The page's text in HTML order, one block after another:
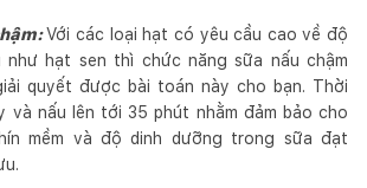
Với các loại hạt có yêu cầu cao về độ
như hạt sen thì chức năng sữa nấu chậm
quyết được bài toán này cho bạn. Thời
và nấu lên tới 35 phút nhằm đảm bảo cho
mềm và độ dinh dưỡng trong sữa đạt